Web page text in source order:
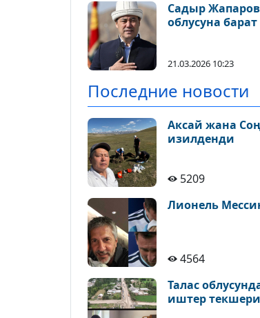
Садыр
облусуна
21.03.2026 10:23
Последние новости
Аксай жана
изилденди
5209
Лионель
4564
Талас
иштер